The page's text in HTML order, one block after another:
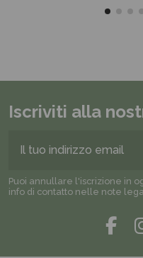
Iscriviti alla
Puoi annullare l'iscrizione in
info di contatto nelle note